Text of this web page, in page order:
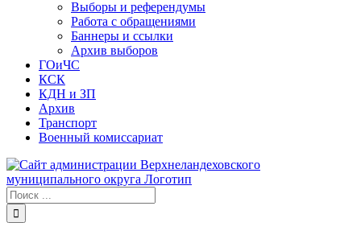
Выборы и референдумы
Работа с обращениями
Баннеры и ссылки
Архив выборов
ГОиЧС
КСК
КДН и ЗП
Архив
Транспорт
Военный комиссариат
Результат
поиска: